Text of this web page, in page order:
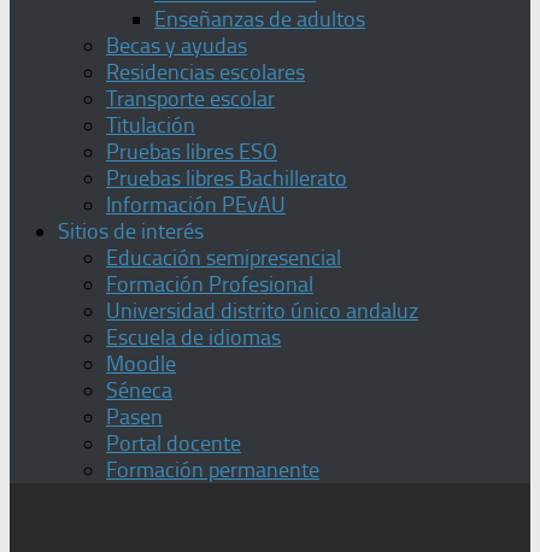
Enseñanzas de adultos
Becas y ayudas
Residencias escolares
Transporte escolar
Titulación
Pruebas libres ESO
Pruebas libres Bachillerato
Información PEvAU
Sitios de interés
Educación semipresencial
Formación Profesional
Universidad distrito único andaluz
Escuela de idiomas
Moodle
Séneca
Pasen
Portal docente
Formación permanente